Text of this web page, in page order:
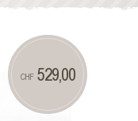
CHF529,00